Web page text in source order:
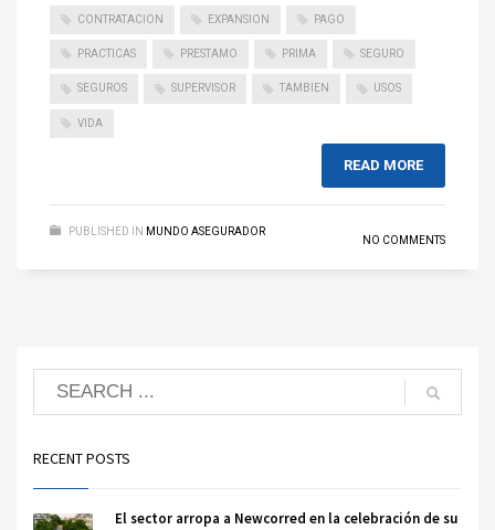
CONTRATACION EXPANSION PAGO
PRACTICAS PRESTAMO PRIMA SEGURO
SEGUROS SUPERVISOR TAMBIEN USOS
VIDA
READ MORE
PUBLISHED IN MUNDO ASEGURADOR
NO COMMENTS
RECENT POSTS
El sector arropa a Newcorred en la celebración de su